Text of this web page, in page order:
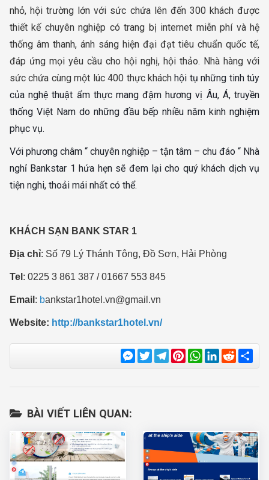
nhỏ, hội trường lớn với sức chứa lên đến 300 khách được
thiết kế chuyên nghiệp có trang bị internet miễn phí và hệ
thống âm thanh, ánh sáng hiện đại đạt tiêu chuẩn quốc tế,
đáp ứng mọi yêu cầu cho hội nghị, hội thảo. Nhà hàng với
sức chứa cùng một lúc 400 thực kháchhội tụ những tinh túy
của nghệ thuật ẩm thực mang đậm hương vị Âu, Á, truyền
thống Việt Nam do những đầu bếp nhiều năm kinh nghiệm
phục vụ.
Với phương châm “ chuyên nghiệp – tận tâm – chu đáo “ Nhà
nghỉ Bankstar 1 hứa hẹn sẽ đem lại cho quý khách dịch vụ
tiện nghi, thoải mái nhất có thể.
KHÁCH SẠN BANK STAR 1
Địa chỉ: Số 79 Lý Thánh Tông, Đồ Sơn, Hải Phòng
Tel : 0225 3 861 387 / 01667 553 845
Email : bankstar1hotel.vn@gmail.vn
Website: http://bankstar1hotel.vn/
Messenger
TwitterTelegram
Pinterest
WhatsApp
LinkedIn
Reddit
BÀI VIẾT LIÊN QUAN: